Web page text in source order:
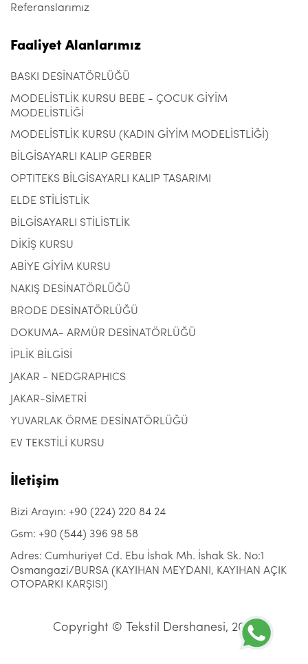
Referanslarımız
Faaliyet Alanlarımız
BASKI DESİNATÖRLÜĞÜ
MODELİSTLİK KURSU BEBE - ÇOCUK GİYİM
MODELİSTLİĞİ
MODELİSTLİK KURSU (KADIN GİYİM MODELİSTLİĞİ)
BİLGİSAYARLI KALIP GERBER
OPTITEKS BİLGİSAYARLI KALIP TASARIMI
ELDE STİLİSTLİK
BİLGİSAYARLI STİLİSTLİK
DİKİŞ KURSU
ABİYE GİYİM KURSU
NAKIŞ DESİNATÖRLÜĞÜ
BRODE DESİNATÖRLÜĞÜ
DOKUMA- ARMÜR DESİNATÖRLÜĞÜ
İPLİK BİLGİSİ
JAKAR - NEDGRAPHICS
JAKAR-SİMETRİ
YUVARLAK ÖRME DESİNATÖRLÜĞÜ
EV TEKSTİLİ KURSU
İletişim
Bizi Arayın: +90 (224) 220 84 24
Gsm: +90 (544) 396 98 58
Adres: Cumhuriyet Cd. Ebu İshak Mh. İshak Sk. No:1
Osmangazi/BURSA (KAYIHAN MEYDANI, KAYIHAN AÇIK
OTOPARKI KARŞISI)
Copyright © Tekstil Dershanesi, 2021